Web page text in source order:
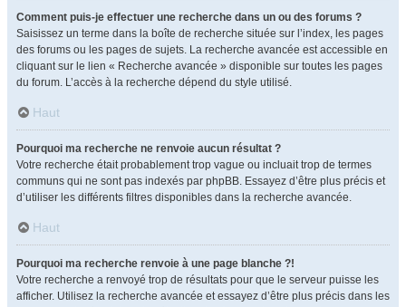
Comment puis-je effectuer une recherche dans un ou des forums ?
Saisissez un terme dans la boîte de recherche située sur l’index, les pages
des forums ou les pages de sujets. La recherche avancée est accessible en
cliquant sur le lien « Recherche avancée » disponible sur toutes les pages
du forum. L’accès à la recherche dépend du style utilisé.
Haut
Pourquoi ma recherche ne renvoie aucun résultat ?
Votre recherche était probablement trop vague ou incluait trop de termes
communs qui ne sont pas indexés par phpBB. Essayez d’être plus précis et
d’utiliser les différents filtres disponibles dans la recherche avancée.
Haut
Pourquoi ma recherche renvoie à une page blanche ?!
Votre recherche a renvoyé trop de résultats pour que le serveur puisse les
afficher. Utilisez la recherche avancée et essayez d’être plus précis dans les